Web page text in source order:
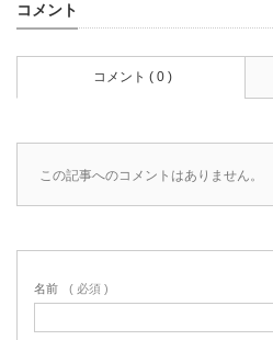
コメント
コメント ( 0 )
この記事へのコメントはありません。
名前 ( 必須 )